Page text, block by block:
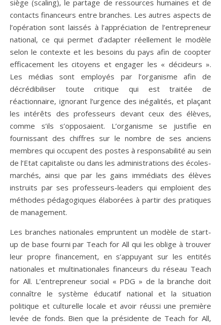
siège (scaling), le partage de ressources humaines et de
contacts financeurs entre branches. Les autres aspects de
l’opération sont laissés à l’appréciation de l’entrepreneur
national, ce qui permet d’adapter réellement le modèle
selon le contexte et les besoins du pays afin de coopter
efficacement les citoyens et engager les « décideurs ».
Les médias sont employés par l’organisme afin de
décrédibiliser toute critique qui est traitée de
réactionnaire, ignorant l’urgence des inégalités, et plaçant
les intérêts des professeurs devant ceux des élèves,
comme s’ils s’opposaient. L’organisme se justifie en
fournissant des chiffres sur le nombre de ses anciens
membres qui occupent des postes à responsabilité au sein
de l’Etat capitaliste ou dans les administrations des écoles-
marchés, ainsi que par les gains immédiats des élèves
instruits par ses professeurs-leaders qui emploient des
méthodes pédagogiques élaborées à partir des pratiques
de management.
Les branches nationales empruntent un modèle de start-
up de base fourni par Teach for All qui les oblige à trouver
leur propre financement, en s’appuyant sur les entités
nationales et multinationales financeurs du réseau Teach
for All. L’entrepreneur social « PDG » de la branche doit
connaître le système éducatif national et la situation
politique et culturelle locale et avoir réussi une première
levée de fonds. Bien que la présidente de Teach for All,